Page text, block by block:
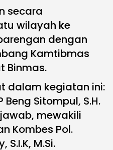
secara
wilayah ke
dengan
Kamtibmas
Binmas.
dalam kegiatan ini:
Beng Sitompul, S.H.
mewakili
Kombes Pol.
S.I.K, M.Si.